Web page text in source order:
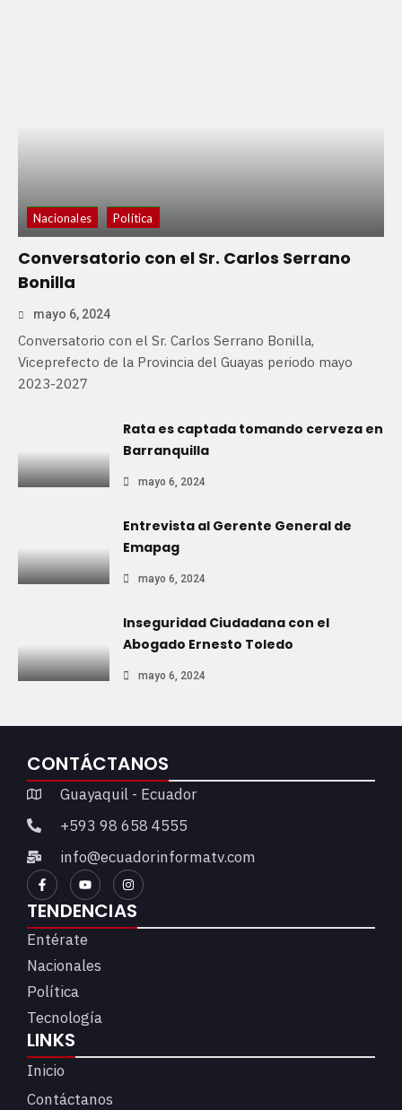
Nacionales Política
Conversatorio con el Sr. Carlos Serrano
Bonilla
mayo 6, 2024
Conversatorio con el Sr. Carlos Serrano Bonilla,
Viceprefecto de la Provincia del Guayas periodo mayo
2023-2027
Rata es captada tomando cerveza en
Barranquilla
mayo 6, 2024
Entrevista al Gerente General de
Emapag
mayo 6, 2024
Inseguridad Ciudadana con el
Abogado Ernesto Toledo
mayo 6, 2024
CONTÁCTANOS
Guayaquil - Ecuador
+593 98 658 4555
info@ecuadorinformatv.com
TENDENCIAS
Entérate
Nacionales
Política
Tecnología
LINKS
Inicio
Contáctanos